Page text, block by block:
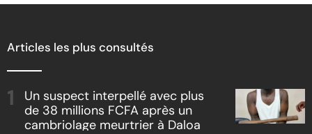
Articles les plus consultés
Un suspect interpellé avec plus
de 38 millions FCFA après un
cambriolage meurtrier à Daloa